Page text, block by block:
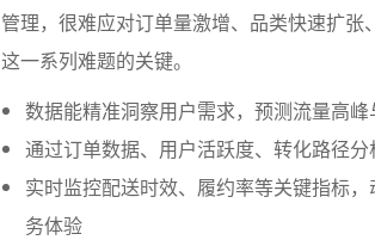
管理，很难应对订单量激增、品类快速扩
这一系列难题的关键。
数据能精准洞察用户需求，预测流量高
通过订单数据、用户活跃度、转化路径
实时监控配送时效、履约率等关键指标
务体验